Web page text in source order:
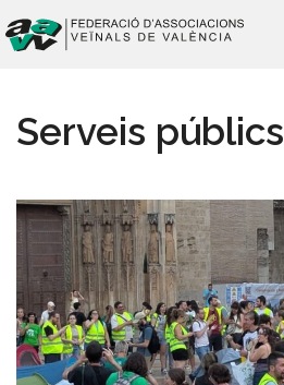
Serveis públics